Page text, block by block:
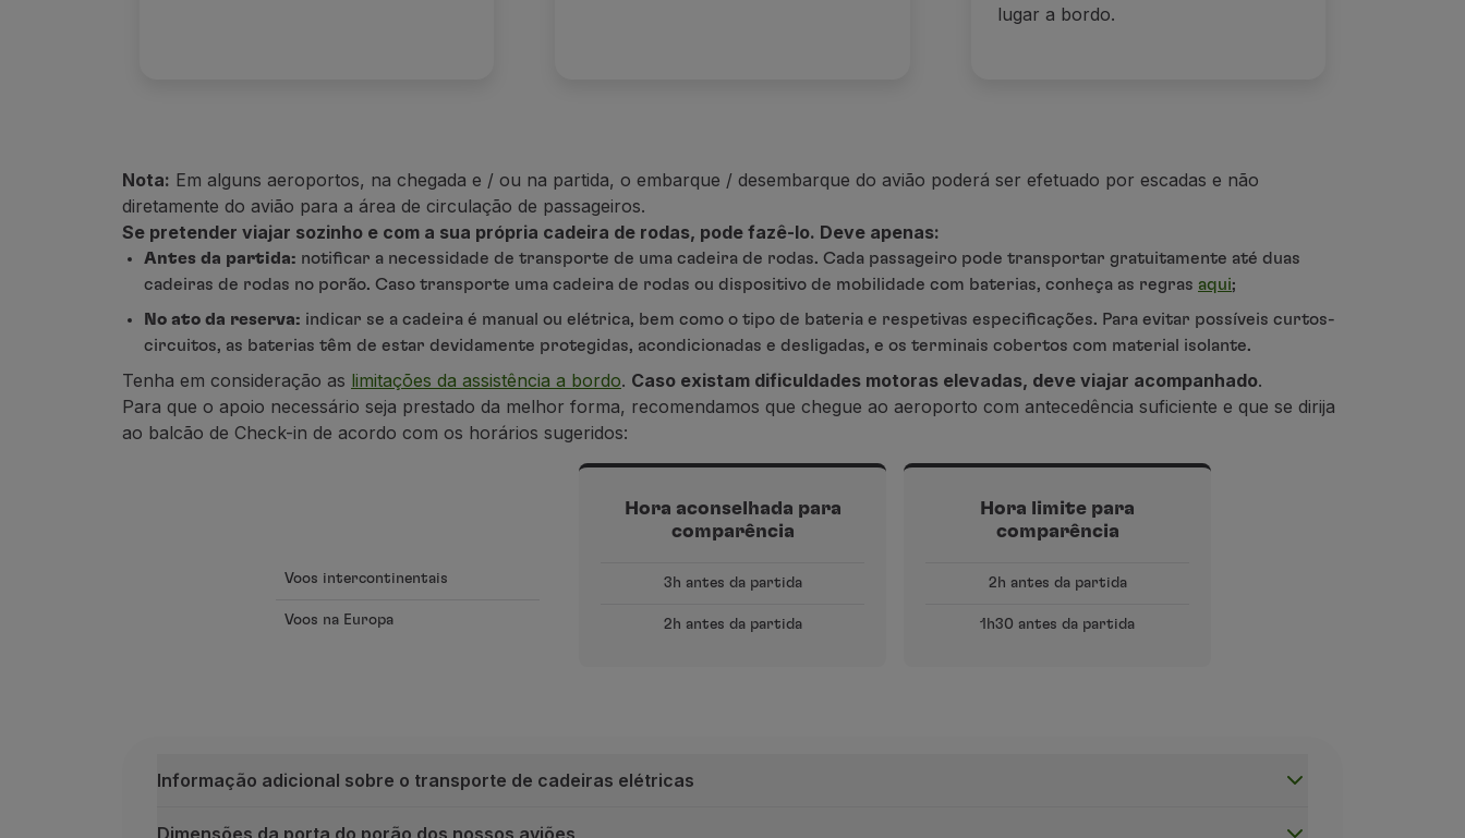
Voo atrasado / cancelado
lugar a bordo.
Nota: Em alguns aeroportos, na chegada e / ou na partida, o embarque / desembarque do avião poderá ser efetuado por escadas e não
diretamente do avião para a área de circulação de passageiros.
Se pretender viajar sozinho e com a sua própria cadeira de rodas, pode fazê-lo. Deve apenas:
Antes da partida: notificar a necessidade de transporte de uma cadeira de rodas. Cada passageiro pode transportar gratuitamente até duas
cadeiras de rodas no porão. Caso transporte uma cadeira de rodas ou dispositivo de mobilidade com baterias, conheça as regras aqui;
No ato da reserva: indicar se a cadeira é manual ou elétrica, bem como o tipo de bateria e respetivas especificações. Para evitar possíveis curtos-
circuitos, as baterias têm de estar devidamente protegidas, acondicionadas e desligadas, e os terminais cobertos com material isolante.
Tenha em consideração as limitações da assistência a bordo. Caso existam dificuldades motoras elevadas, deve viajar acompanhado.
Para que o apoio necessário seja prestado da melhor forma, recomendamos que chegue ao aeroporto com antecedência suficiente e que se dirija
ao balcão de Check-in de acordo com os horários sugeridos:
Voos intercontinentais
Voos na Europa
Hora aconselhada para
comparência
3h antes da partida
2h antes da partida
Hora limite para
comparência
2h antes da partida
1h30 antes da partida
Informação adicional sobre o transporte de cadeiras elétricas
Dimensões da porta do porão dos nossos aviões